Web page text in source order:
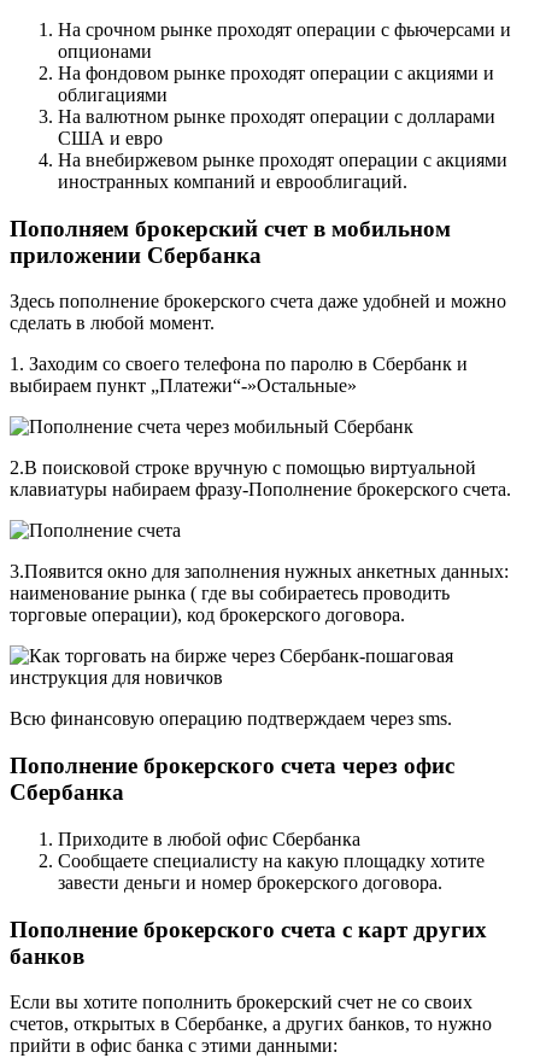
На срочном рынке проходят операции с фьючерсами и
опционами
На фондовом рынке проходят операции с акциями и
облигациями
На валютном рынке проходят операции с долларами
США и евро
На внебиржевом рынке проходят операции с акциями
иностранных компаний и еврооблигаций.
Пополняем брокерский счет в мобильном
приложении Сбербанка
Здесь пополнение брокерского счета даже удобней и можно
сделать в любой момент.
1. Заходим со своего телефона по паролю в Сбербанк и
выбираем пункт „Платежи“-»Остальные»
2.В поисковой строке вручную с помощью виртуальной
клавиатуры набираем фразу-Пополнение брокерского счета.
3.Появится окно для заполнения нужных анкетных данных:
наименование рынка ( где вы собираетесь проводить
торговые операции), код брокерского договора.
Всю финансовую операцию подтверждаем через sms.
Пополнение брокерского счета через офис
Сбербанка
Приходите в любой офис Сбербанка
Сообщаете специалисту на какую площадку хотите
завести деньги и номер брокерского договора.
Пополнение брокерского счета с карт других
банков
Если вы хотите пополнить брокерский счет не со своих
счетов, открытых в Сбербанке, а других банков, то нужно
прийти в офис банка с этими данными: